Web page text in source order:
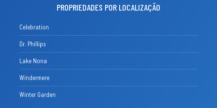
PROPRIEDADES POR LOCALIZAÇÃO
Celebration
Dr. Phillips
Lake Nona
Windermere
Winter Garden